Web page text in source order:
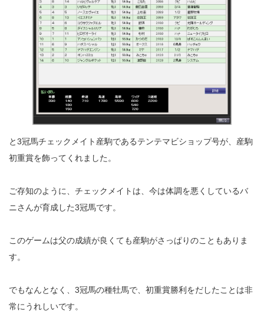
と3冠馬チェックメイト産駒であるテンテマビショップ号が、産駒
初重賞を飾ってくれました。
ご存知のように、チェックメイトは、今は体調を悪くしているバ
ニさんが育成した3冠馬です。
このゲームは父の成績が良くても産駒がさっぱりのこともありま
す。
でもなんとなく、3冠馬の種牡馬で、初重賞勝利をだしたことは非
常にうれしいです。